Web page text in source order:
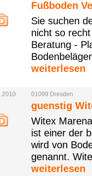
Fußboden
Sie suchen
nicht so
Beratung -
weiterlesen
01099 Dresden
guenstig
Witex
ist einer der
wird von
genannt.
weiterlesen